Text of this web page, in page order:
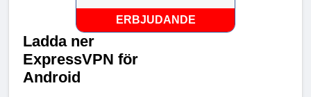
ERBJUDANDE
Ladda ner
ExpressVPN för
Android